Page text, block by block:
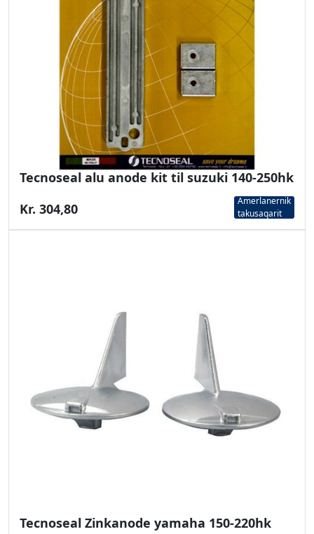
Tecnoseal alu anode kit til suzuki 140-250hk
Kr. 304,80
Amerlanernik
takusaqarit
Tecnoseal Zinkanode yamaha 150-220hk